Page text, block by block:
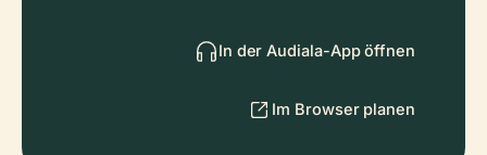
In der Audiala-App öffnen
Im Browser planen